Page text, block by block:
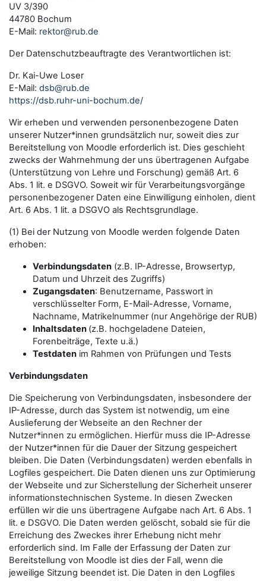
UV 3/390
44780 Bochum
E-Mail: rektor@rub.de
Der Datenschutzbeauftragte des Verantwortlichen ist:
Dr. Kai-Uwe Loser
E-Mail: dsb@rub.de
https://dsb.ruhr-uni-bochum.de/
Wir erheben und verwenden personenbezogene Daten
unserer Nutzer*innen grundsätzlich nur, soweit dies zur
Bereitstellung von Moodle erforderlich ist. Dies geschieht
zwecks der Wahrnehmung der uns übertragenen Aufgabe
(Unterstützung von Lehre und Forschung) gemäß Art. 6
Abs. 1 lit. e DSGVO. Soweit wir für Verarbeitungsvorgänge
personenbezogener Daten eine Einwilligung einholen, dient
Art. 6 Abs. 1 lit. a DSGVO als Rechtsgrundlage.
(1) Bei der Nutzung von Moodle werden folgende Daten
erhoben:
Verbindungsdaten (z.B. IP-Adresse, Browsertyp,
Datum und Uhrzeit des Zugriffs)
Zugangsdaten: Benutzername, Passwort in
verschlüsselter Form, E-Mail-Adresse, Vorname,
Nachname, Matrikelnummer (nur Angehörige der RUB)
Inhaltsdaten (z.B. hochgeladene Dateien,
Forenbeiträge, Texte u.ä.)
Testdaten im Rahmen von Prüfungen und Tests
Verbindungsdaten
Die Speicherung von Verbindungsdaten, insbesondere der
IP-Adresse, durch das System ist notwendig, um eine
Auslieferung der Webseite an den Rechner der
Nutzer*innen zu ermöglichen. Hierfür muss die IP-Adresse
der Nutzer*innen für die Dauer der Sitzung gespeichert
bleiben. Die Daten (Verbindungsdaten) werden ebenfalls in
Logfiles gespeichert. Die Daten dienen uns zur Optimierung
der Webseite und zur Sicherstellung der Sicherheit unserer
informationstechnischen Systeme. In diesen Zwecken
erfüllen wir die uns übertragene Aufgabe nach Art. 6 Abs. 1
lit. e DSGVO. Die Daten werden gelöscht, sobald sie für die
Erreichung des Zweckes ihrer Erhebung nicht mehr
erforderlich sind. Im Falle der Erfassung der Daten zur
Bereitstellung von Moodle ist dies der Fall, wenn die
jeweilige Sitzung beendet ist. Die Daten in den Logfiles